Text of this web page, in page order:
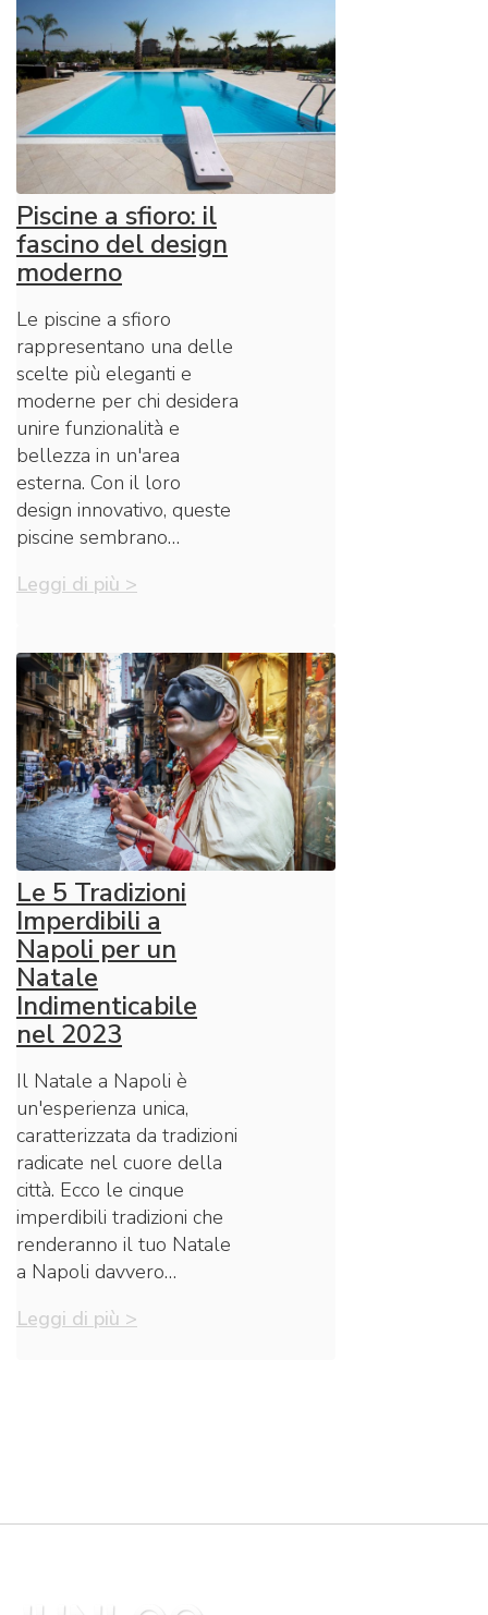
Piscine a sfioro: il
fascino del design
moderno
Le piscine a sfioro
rappresentano una delle
scelte più eleganti e
moderne per chi desidera
unire funzionalità e
bellezza in un'area
esterna. Con il loro
design innovativo, queste
piscine sembrano…
Leggi di più >
Le 5 Tradizioni
Imperdibili a
Napoli per un
Natale
Indimenticabile
nel 2023
Il Natale a Napoli è
un'esperienza unica,
caratterizzata da tradizioni
radicate nel cuore della
città. Ecco le cinque
imperdibili tradizioni che
renderanno il tuo Natale
a Napoli davvero…
Leggi di più >